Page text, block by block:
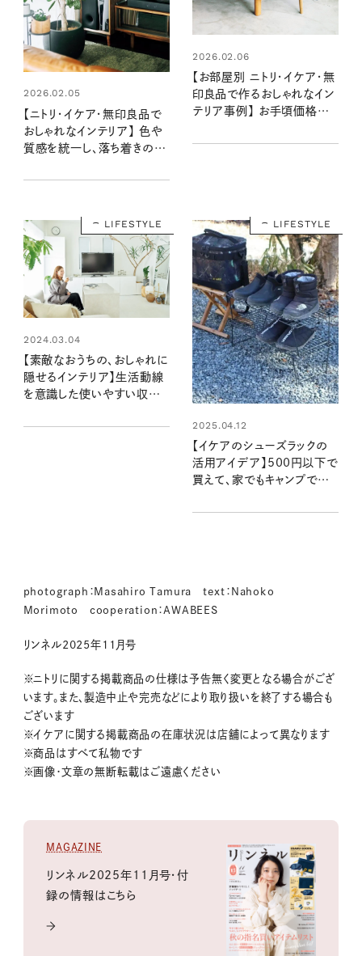
2026.02.05
【ニトリ・イケア・無印良品で
おしゃれなインテリア】 色や
質感を統一し、落ち着きのあ
2026.02.06
【お部屋別 ニトリ・イケア・無
印良品で作るおしゃれなイン
テリア事例】 お手頃価格で
ング・キッチン・寝室・玄関
LIFESTYLE
2024.03.04
【素敵なおうちの、おしゃれに
隠せるインテリア】生活動線
を意識した使いやすい収納
澤茜さん宅
LIFESTYLE
2025.04.12
【イケアのシューズラックの
活用アイデア】500円以下で
買えて、家でもキャンプでも
photograph：Masahiro Tamura text：Nahoko
Morimoto cooperation：AWABEES
リンネル2025年11月号
※ニトリに関する掲載商品の仕様は予告無く変更となる場合がござ
います。また、製造中止や完売などにより取り扱いを終了する場合も
ございます
※イケアに関する掲載商品の在庫状況は店舗によって異なります
※商品はすべて私物です
※画像・文章の無断転載はご遠慮ください
MAGAZINE
リンネル2025年11月号・付
録の情報はこちら